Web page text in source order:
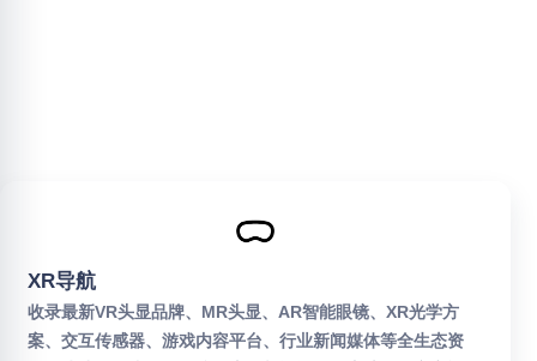
XR导航
收录最新VR头显品牌、MR头显、AR智能眼镜、XR光学方
案、交互传感器、游戏内容平台、行业新闻媒体等全生态资